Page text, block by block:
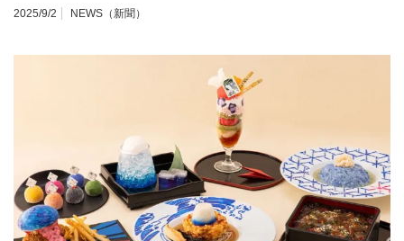
2025/9/2 NEWS（新聞）